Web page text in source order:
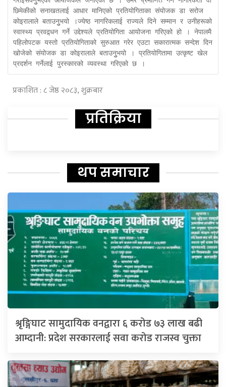
छिमेकीको सनाखतलाई आधार मानिएको प्रतियोगिताका संयोजक डा सरोज
कोइरालाले बताउनुुभयो ।ज्येष्ठ नागरिकलाई राज्यले दिने सम्मान र उनीहरूको
स्वास्थ्य प्रवद्र्धन गर्ने उद्देश्यले प्रतियोगिता आयोजना गरिएको हो । नेपालमै
पहिलोपटक यस्तो प्रतियोगिताको सुरुआत गरेर एउटा सकारात्मक सन्देश दिन
खोजेको संयोजक डा कोइरालाले बताउनुुभयो । प्रतियोगितामा उत्कृष्ट खेल
प्रदर्शन गर्नेलाई पुरस्कारको व्यवस्था गरिएको छ ।
प्रकाशित : ८ जेष्ठ २०८३, शुक्रबार
प्रतिक्रिया
थप समाचार
श्रृङ्गिघाट सामुदायिक वनद्वारा ६ करोड ७३ लाख बढी
आम्दानी: प्रदेश सरकारलाई सवा करोड राजस्व चुक्ता